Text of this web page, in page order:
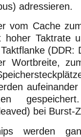
adressieren.
vom Cache
Taktrate
(DDR:
Wortbreite,
bei Burst-
werden